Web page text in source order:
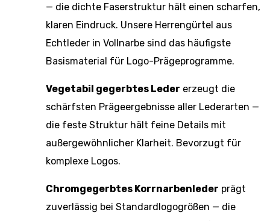
— die dichte Faserstruktur hält einen scharfen,
klaren Eindruck. Unsere Herrengürtel aus
Echtleder in Vollnarbe sind das häufigste
Basismaterial für Logo-Prägeprogramme.
Vegetabil gegerbtes Leder erzeugt die
schärfsten Prägeergebnisse aller Lederarten —
die feste Struktur hält feine Details mit
außergewöhnlicher Klarheit. Bevorzugt für
komplexe Logos.
Chromgegerbtes Korrnarbenleder prägt
zuverlässig bei Standardlogogrößen — die